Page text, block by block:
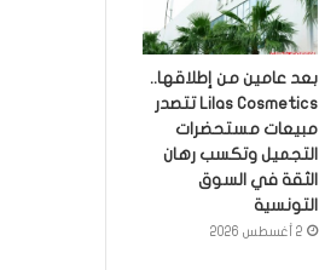
بعد عامين من إطلاقها..
Lilas Cosmetics تتصدر
مبيعات مستحضرات
التجميل وتكسب رهان
الثقة في السوق
التونسية
2 أغسطس 2026